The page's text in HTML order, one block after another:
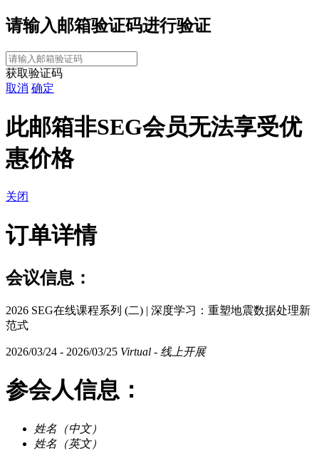
请输入邮箱验证码进行验证
获取验证码
取消 确定
此邮箱非SEG会员无法享受优
惠价格
关闭
订单详情
会议信息：
2026 SEG在线课程系列 (二) | 深度学习：重塑地震数据处理新
范式
2026/03/24 - 2026/03/25 Virtual - 线上开展
参会人信息：
姓名（中文）
姓名（英文）